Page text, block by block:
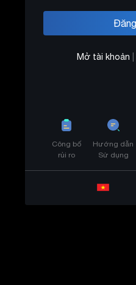
Mở tài khoản
Công bố
rủi ro
Hướng dẫn
Sử dụng